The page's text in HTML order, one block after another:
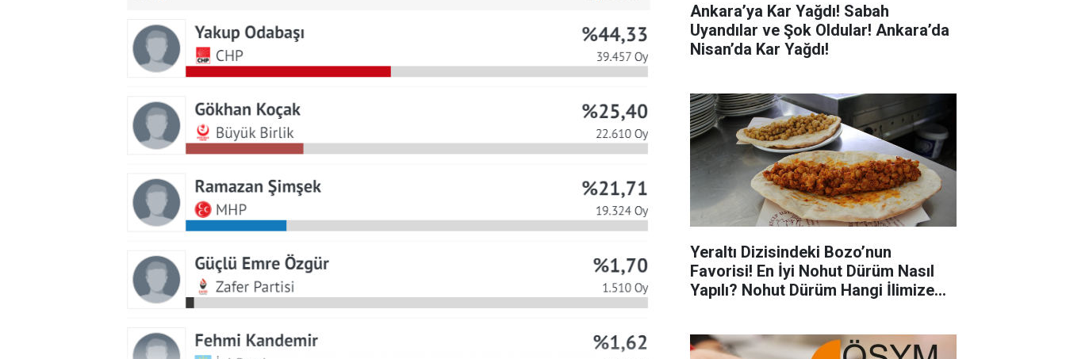
Ankara’ya Kar Yağdı! Sabah
Uyandılar ve Şok Oldular! Ankara’da
Nisan’da Kar Yağdı!
Yeraltı Dizisindeki Bozo’nun
Favorisi! En İyi Nohut Dürüm Nasıl
Yapılı? Nohut Dürüm Hangi İlimize